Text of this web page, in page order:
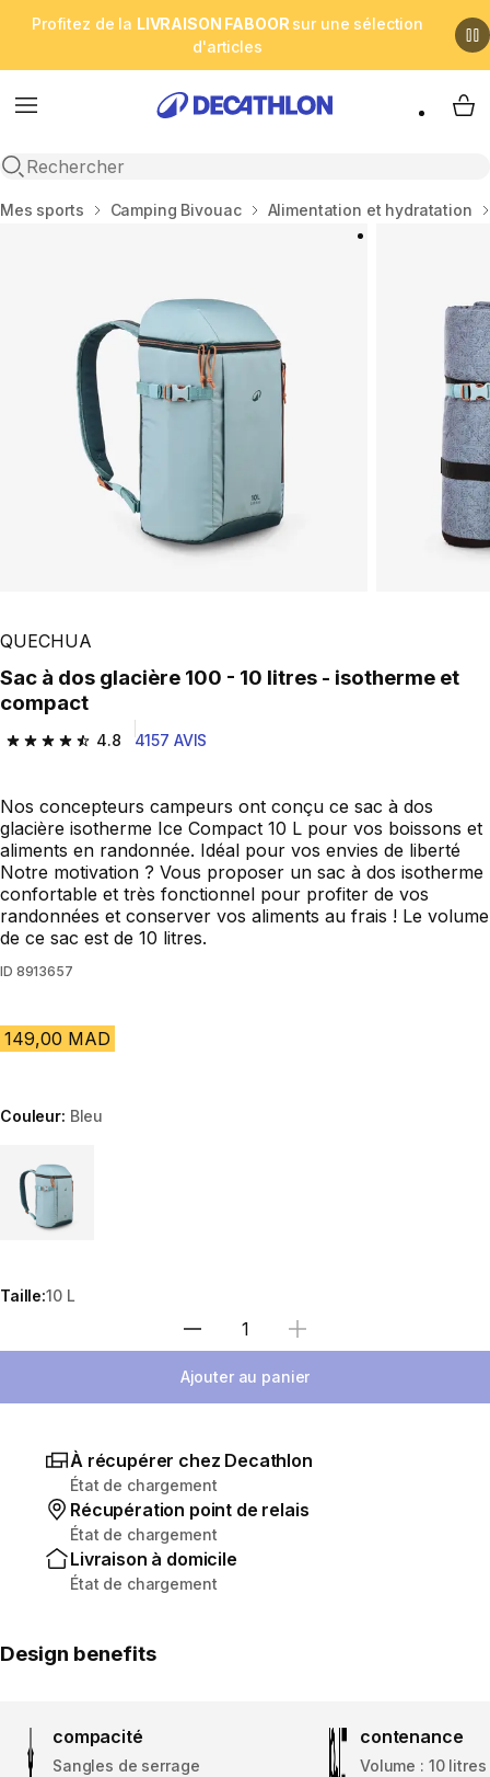
Profitez de la LIVRAISON FABOOR sur une sélection
d'articles
Menu
Open search
My
Accueil
Mes sports Camping Bivouac Alimentation et hydratation
QUECHUA
Sac à dos glacière 100 - 10 litres - isotherme et
compact
4.8
4.8 out of 5 stars from 4157 reviews
4157 AVIS
Nos concepteurs campeurs ont conçu ce sac à dos
glacière isotherme Ice Compact 10 L pour vos boissons et
aliments en randonnée. Idéal pour vos envies de liberté
Notre motivation ? Vous proposer un sac à dos isotherme
confortable et très fonctionnel pour profiter de vos
randonnées et conserver vos aliments au frais ! Le volume
de ce sac est de 10 litres.
ID 8913657
149,00 MAD
Couleur: Bleu
Taille:10 L
Sélectionnez la quantité
Ajouter au panier
À récupérer chez Decathlon
État de chargement
Récupération point de relais
État de chargement
Livraison à domicile
État de chargement
Design benefits
compacité
Sangles de serrage
contenance
Volume : 10